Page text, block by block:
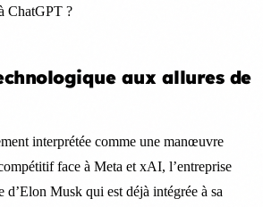
ChatGPT ?
aux allures de
interprétée comme une manœuvre
face à Meta et xAI, l’entreprise
Musk qui est déjà intégrée à sa